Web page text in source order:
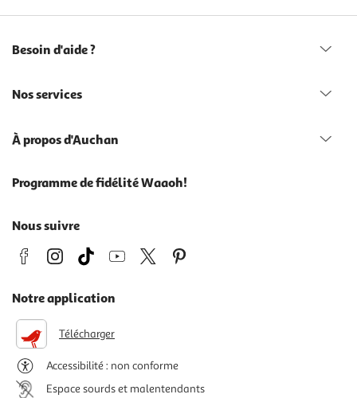
Besoin d'aide ?
Nos services
À propos d'Auchan
Programme de fidélité Waaoh!
Nous suivre
Notre application
Télécharger
Accessibilité : non conforme
Espace sourds et malentendants